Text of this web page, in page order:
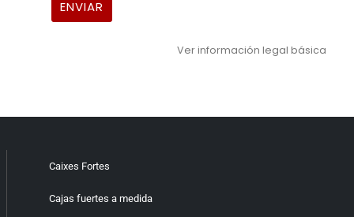
Ver información legal básica
Caixes Fortes
Cajas fuertes a medida